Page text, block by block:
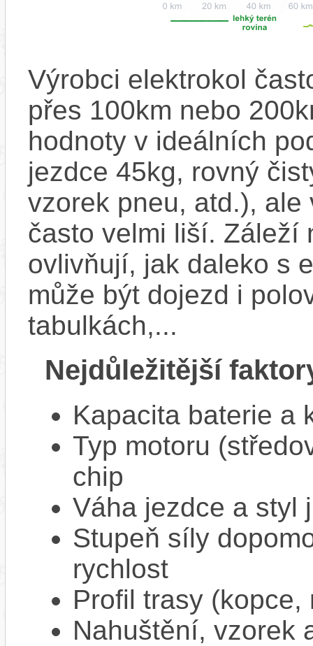
Výrobci elektrokol
přes 100km nebo
hodnoty v ideálních
jezdce 45kg, rovný
vzorek pneu, atd.),
často velmi liší. Záleží
ovlivňují, jak daleko s
může být dojezd i
tabulkách,...
Nejdůležitější
Kapacita baterie a
Typ motoru
chip
Váha jezdce a styl
Stupeň síly
rychlost
Profil trasy
Nahuštění, vzorek